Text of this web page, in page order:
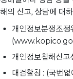
해의 신고, 상담에 대
개인정보분쟁조
개인정보침해신
대검찰청 : (국번